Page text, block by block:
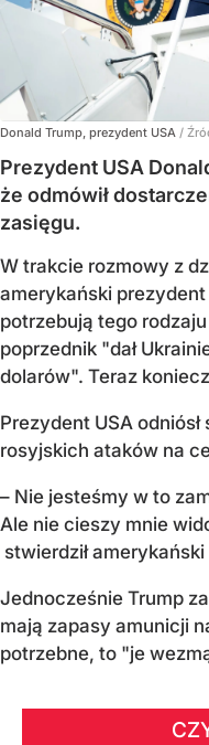
Donald Trump, prezydent USA /
Prezydent USA
że odmówił
zasięgu.
W trakcie rozmowy z
amerykański prezydent
potrzebują tego
poprzednik "dał
dolarów". Teraz
Prezydent USA
rosyjskich ataków na
– Nie jesteśmy w to
Ale nie cieszy mnie
stwierdził
Jednocześnie Trump
mają zapasy amunicji
potrzebne, to "je